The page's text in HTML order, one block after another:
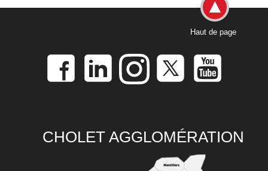
Haut de page
CHOLET AGGLOMÉRATION